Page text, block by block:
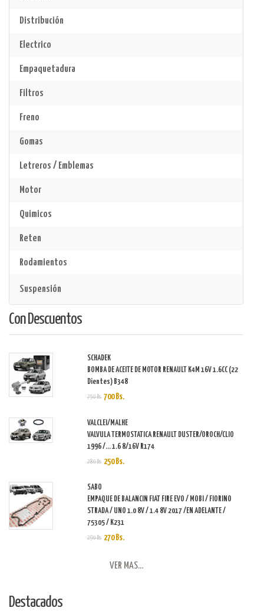
Distribución
Electrico
Empaquetadura
Filtros
Freno
Gomas
Letreros / Emblemas
Motor
Quimicos
Reten
Rodamientos
Suspensión
Con Descuentos
SCHADEK
BOMBA DE ACEITE DE MOTOR RENAULT K4M 16V 1.6CC (22
Dientes) B348
750 Bs. 700 Bs.
VALCLEI/MALHE
VALVULA TERMOSTATICA RENAULT DUSTER/OROCH/CLIO
1996 /... 1.6 8/16V R174
280 Bs. 250 Bs.
SABO
EMPAQUE DE BALANCIN FIAT FIRE EVO / MOBI / FIORINO
STRADA / UNO 1.0 8V / 1.4 8V 2017 /EN ADELANTE /
75305 / K231
290 Bs. 270 Bs.
VER MAS...
Destacados